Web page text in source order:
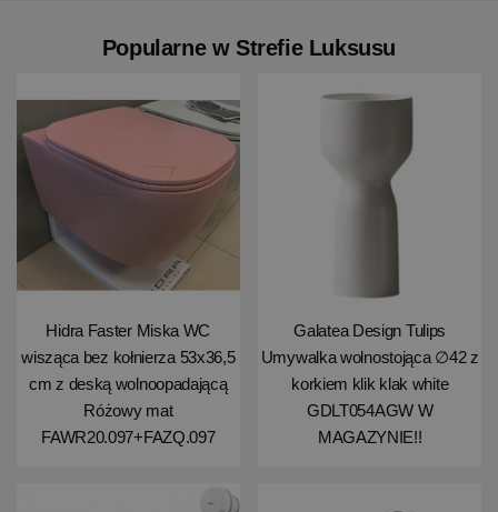
Popularne w Strefie Luksusu
Hidra Faster Miska WC
wisząca bez kołnierza 53x36,5
cm z deską wolnoopadającą
Różowy mat
FAWR20.097+FAZQ.097
Galatea Design Tulips
Umywalka wolnostojąca ∅42 z
korkiem klik klak white
GDLT054AGW W
MAGAZYNIE!!